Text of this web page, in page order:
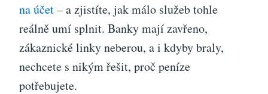
na účet– a zjistíte, jak málo služeb tohle
reálně umí splnit. Banky mají zavřeno,
zákaznické linky neberou, a i kdyby braly,
nechcete s nikým řešit, proč peníze
potřebujete.